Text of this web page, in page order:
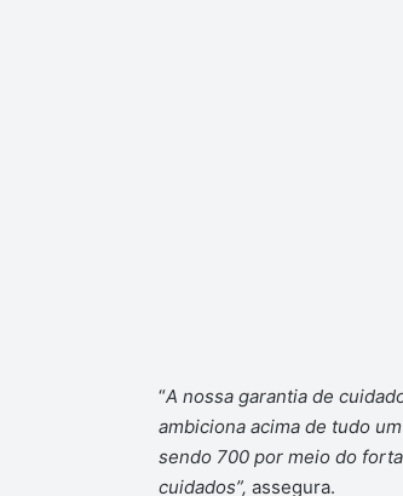
“A nossa garantia de
ambiciona acima de tudo
sendo 700 por meio do
cuidados”, assegura.